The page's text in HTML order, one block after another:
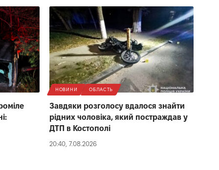
НОВИНИ ОБЛАСТЬ
Завдяки розголосу вдалося знайти
рідних чоловіка, який постраждав у
ДТП в Костополі
20:40, 7.08.2026